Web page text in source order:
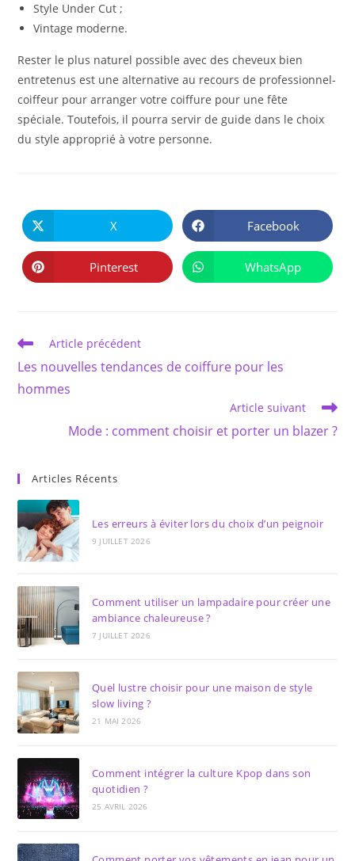
Style Under Cut ;
Vintage moderne.
Rester le plus naturel possible avec des cheveux bien
entretenus est une alternative au recours de professionnel-
coiffeur pour arranger votre coiffure pour une fête
spéciale. Toutefois, il pourra servir de guide dans le choix
du style approprié à votre personne.
CE
CONTENU
Ouvrir
dans
une
autre
fenêtre
X Ouvrir
dans
une
autre
fenêtre
Facebook
Ouvrir
dans
Pinterest Ouvrir
dans
WhatsApp
Read
articles
Article précédent
Les nouvelles tendances de coiffure pour les
hommes
Article suivant
Mode : comment choisir et porter un blazer ?
Articles Récents
Les erreurs à éviter lors du choix d’un peignoir
9 JUILLET 2026
Comment utiliser un lampadaire pour créer une
ambiance chaleureuse ?
7 JUILLET 2026
Quel lustre choisir pour une maison de style
slow living ?
21 MAI 2026
Comment intégrer la culture Kpop dans son
quotidien ?
25 AVRIL 2026